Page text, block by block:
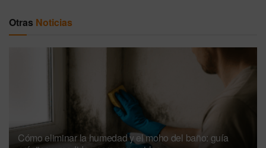
Otras Noticias
Cómo eliminar la humedad y el moho del baño: guía